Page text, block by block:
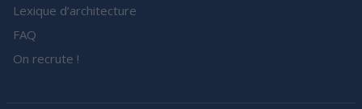
Lexique d’architecture
FAQ
On recrute !